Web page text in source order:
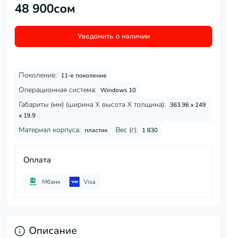
48 900сом
Уведомить о наличии
Поколение: 11-е поколение
Операционная система: Windows 10
Габариты (мм) (ширина Х высота Х толщина): 363.96 x 249
x 19.9
Материал корпуса: пластик Вес (г): 1 830
Оплата
Мбанк Visa
Описание